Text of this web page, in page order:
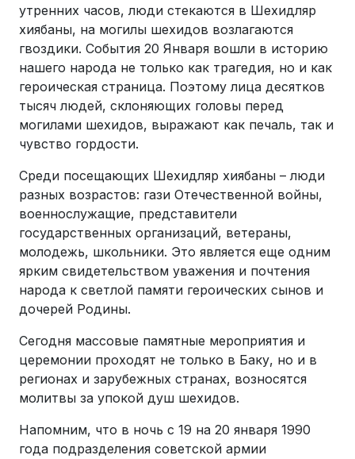
утренних часов, люди стекаются в Шехидляр
хиябаны, на могилы шехидов возлагаются
гвоздики. События 20 Января вошли в историю
нашего народа не только как трагедия, но и как
героическая страница. Поэтому лица десятков
тысяч людей, склоняющих головы перед
могилами шехидов, выражают как печаль, так и
чувство гордости.
Среди посещающих Шехидляр хиябаны – люди
разных возрастов: гази Отечественной войны,
военнослужащие, представители
государственных организаций, ветераны,
молодежь, школьники. Это является еще одним
ярким свидетельством уважения и почтения
народа к светлой памяти героических сынов и
дочерей Родины.
Сегодня массовые памятные мероприятия и
церемонии проходят не только в Баку, но и в
регионах и зарубежных странах, возносятся
молитвы за упокой душ шехидов.
Напомним, что в ночь с 19 на 20 января 1990
года подразделения советской армии